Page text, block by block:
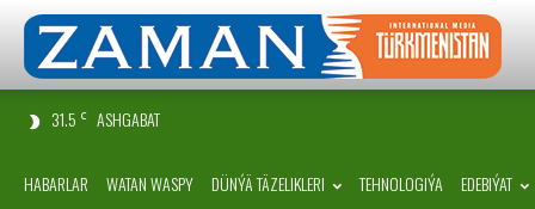
31.5 C ASHGABAT
HABARLAR WATAN WASPY DÜNÝÄ TÄZELIKLERI TEHNOLOGIÝA EDEBIÝAT